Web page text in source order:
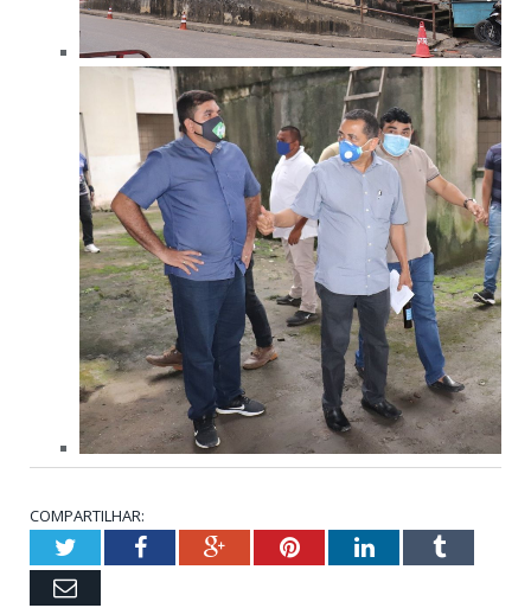
COMPARTILHAR:
TwitterFacebookGoogle+PinterestLinkedInTumblr
Email